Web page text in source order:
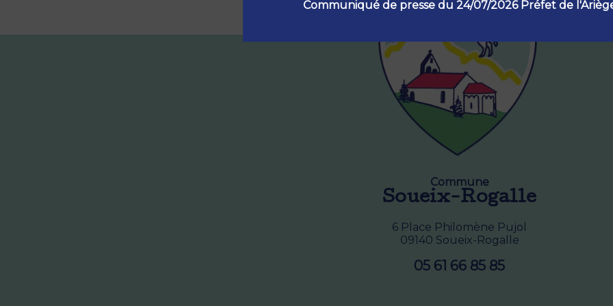
Commune
Soueix-Rogalle
6 Place Philomène Pujol
09140 Soueix-Rogalle
05 61 66 85 85
Communiqué de presse du 24/07/2026 Préfet de